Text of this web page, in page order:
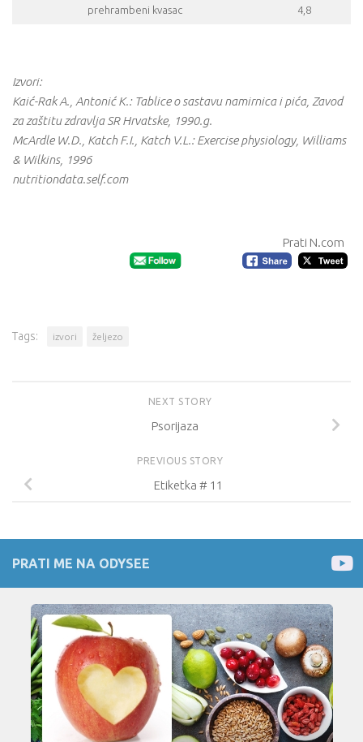
prehrambeni kvasac 4,8
Izvori:
Kaić-Rak A., Antonić K.: Tablice o sastavu namirnica i pića, Zavod
za zaštitu zdravlja SR Hrvatske, 1990.g.
McArdle W.D., Katch F.I., Katch V.L.: Exercise physiology, Williams
& Wilkins, 1996
nutritiondata.self.com
Prati N.com
Tags: izvori željezo
NEXT STORY
Psorijaza
PREVIOUS STORY
Etiketka # 11
PRATI ME NA ODYSEE